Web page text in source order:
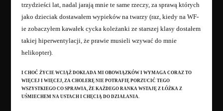
trzydzieści lat, nadal jarają mnie te same rzeczy, za sprawą których
jako dzieciak dostawałem wypieków na twarzy (raz, kiedy na WF-
ie zobaczyłem kawałek cycka koleżanki ze starszej klasy dostałem
takiej hiperwentylacji, że prawie musieli wzywać do mnie
helikopter).
I CHOĆ ŻYCIE WCIĄŻ DOKŁADA MI OBOWIĄZKÓW I WYMAGA CORAZ TO
WIĘCEJ I WIĘCEJ, ZA CHOLERĘ NIE POTRAFIĘ PORZUCIĆ TEGO
WSZYSTKIEGO CO SPRAWIA, ŻE KAŻDEGO RANKA WSTAJĘ Z ŁÓŻKA Z
UŚMIECHEM NA USTACH I CHĘCIĄ DO DZIAŁANIA.